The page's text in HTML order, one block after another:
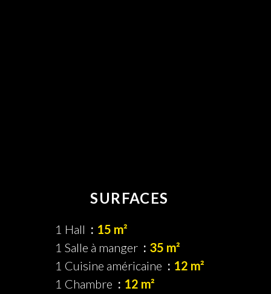
SURFACES
1 Hall
15 m²
1 Salle à manger
35 m²
1 Cuisine américaine
12 m²
1 Chambre
12 m²